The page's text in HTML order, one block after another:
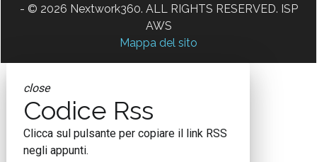
- © 2026 Nextwork360. ALL RIGHTS RESERVED. ISP
AWS
Mappa del sito
close
Codice Rss
Clicca sul pulsante per copiare il link RSS
negli appunti.